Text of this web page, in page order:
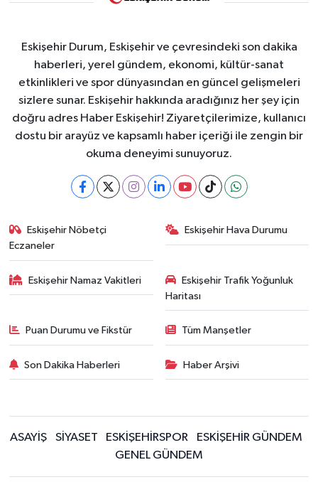
Eskişehir Durum, Eskişehir ve çevresindeki son dakika
haberleri, yerel gündem, ekonomi, kültür-sanat
etkinlikleri ve spor dünyasından en güncel gelişmeleri
sizlere sunar. Eskişehir hakkında aradığınız her şey için
doğru adres Haber Eskişehir! Ziyaretçilerimize, kullanıcı
dostu bir arayüz ve kapsamlı haber içeriği ile zengin bir
okuma deneyimi sunuyoruz.
Eskişehir Nöbetçi
Eczaneler
Eskişehir Hava Durumu
Eskişehir Namaz Vakitleri
Eskişehir Trafik Yoğunluk
Haritası
Puan Durumu ve Fikstür Tüm Manşetler
Son Dakika Haberleri Haber Arşivi
ASAYİŞ SİYASET ESKİŞEHİRSPOR
ESKİŞEHİR GÜNDEM
GENEL GÜNDEM